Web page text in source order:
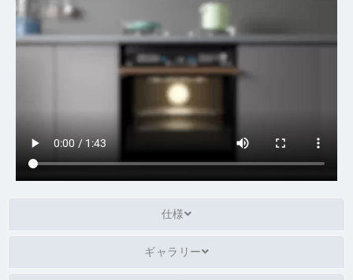
仕様
ギャラリー